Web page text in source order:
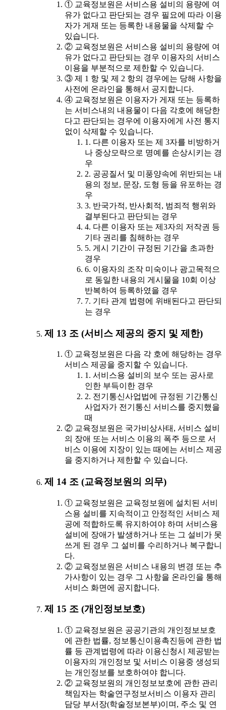
① 교육정보원은 서비스용 설비의 용량에 여
유가 없다고 판단되는 경우 필요에 따라 이용
자가 게재 또는 등록한 내용물을 삭제할 수
있습니다.
② 교육정보원은 서비스용 설비의 용량에 여
유가 없다고 판단되는 경우 이용자의 서비스
이용을 부분적으로 제한할 수 있습니다.
③ 제 1 항 및 제 2 항의 경우에는 당해 사항을
사전에 온라인을 통해서 공지합니다.
④ 교육정보원은 이용자가 게재 또는 등록하
는 서비스내의 내용물이 다음 각호에 해당한
다고 판단되는 경우에 이용자에게 사전 통지
없이 삭제할 수 있습니다.
1. 다른 이용자 또는 제 3자를 비방하거
나 중상모략으로 명예를 손상시키는 경
우
2. 공공질서 및 미풍양속에 위반되는 내
용의 정보, 문장, 도형 등을 유포하는 경
우
3. 반국가적, 반사회적, 범죄적 행위와
결부된다고 판단되는 경우
4. 다른 이용자 또는 제3자의 저작권 등
기타 권리를 침해하는 경우
5. 게시 기간이 규정된 기간을 초과한
경우
6. 이용자의 조작 미숙이나 광고목적으
로 동일한 내용의 게시물을 10회 이상
반복하여 등록하였을 경우
7. 기타 관계 법령에 위배된다고 판단되
는 경우
제 13 조 (서비스 제공의 중지 및 제한)
① 교육정보원은 다음 각 호에 해당하는 경우
서비스 제공을 중지할 수 있습니다.
1. 서비스용 설비의 보수 또는 공사로
인한 부득이한 경우
2. 전기통신사업법에 규정된 기간통신
사업자가 전기통신 서비스를 중지했을
때
② 교육정보원은 국가비상사태, 서비스 설비
의 장애 또는 서비스 이용의 폭주 등으로 서
비스 이용에 지장이 있는 때에는 서비스 제공
을 중지하거나 제한할 수 있습니다.
제 14 조 (교육정보원의 의무)
① 교육정보원은 교육정보원에 설치된 서비
스용 설비를 지속적이고 안정적인 서비스 제
공에 적합하도록 유지하여야 하며 서비스용
설비에 장애가 발생하거나 또는 그 설비가 못
쓰게 된 경우 그 설비를 수리하거나 복구합니
다.
② 교육정보원은 서비스 내용의 변경 또는 추
가사항이 있는 경우 그 사항을 온라인을 통해
서비스 화면에 공지합니다.
제 15 조 (개인정보보호)
① 교육정보원은 공공기관의 개인정보보호
에 관한 법률, 정보통신이용촉진등에 관한 법
률 등 관계법령에 따라 이용신청시 제공받는
이용자의 개인정보 및 서비스 이용중 생성되
는 개인정보를 보호하여야 합니다.
② 교육정보원의 개인정보보호에 관한 관리
책임자는 학술연구정보서비스 이용자 관리
담당 부서장(학술정보본부)이며, 주소 및 연